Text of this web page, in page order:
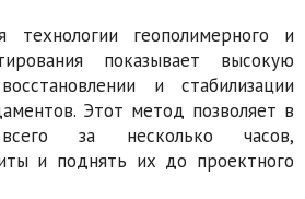
технологии геополимерного и
показывает высокую
и стабилизации
Этот метод позволяет в
за несколько часов,
и поднять их до проектного